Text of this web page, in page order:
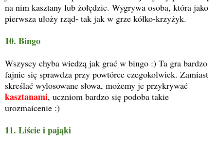
na nim kasztany lub żołędzie. Wygrywa osoba, która jako
pierwsza ułoży rząd- tak jak w grze kółko-krzyżyk.
10. Bingo
Wszyscy chyba wiedzą jak grać w bingo :) Ta gra bardzo
fajnie się sprawdza przy powtórce czegokolwiek. Zamiast
skreślać wylosowane słowa, możemy je przykrywać
kasztanami, uczniom bardzo się podoba takie
urozmaicenie :)
11. Liście i pająki